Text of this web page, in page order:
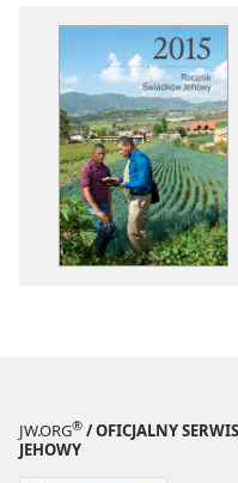
JW.ORG® / OFICJALNY
JEHOWY